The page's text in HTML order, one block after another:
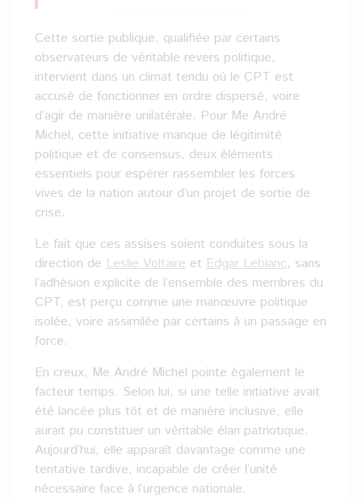
Cette sortie publique, qualifiée par certains
observateurs de véritable revers politique,
intervient dans un climat tendu où le CPT est
accusé de fonctionner en ordre dispersé, voire
d’agir de manière unilatérale. Pour Me André
Michel, cette initiative manque de légitimité
politique et de consensus, deux éléments
essentiels pour espérer rassembler les forces
vives de la nation autour d’un projet de sortie de
crise.
Le fait que ces assises soient conduites sous la
direction de Leslie Voltaire et Edgar Leblanc, sans
l’adhésion explicite de l’ensemble des membres du
CPT, est perçu comme une manœuvre politique
isolée, voire assimilée par certains à un passage en
force.
En creux, Me André Michel pointe également le
facteur temps. Selon lui, si une telle initiative avait
été lancée plus tôt et de manière inclusive, elle
aurait pu constituer un véritable élan patriotique.
Aujourd’hui, elle apparaît davantage comme une
tentative tardive, incapable de créer l’unité
nécessaire face à l’urgence nationale.